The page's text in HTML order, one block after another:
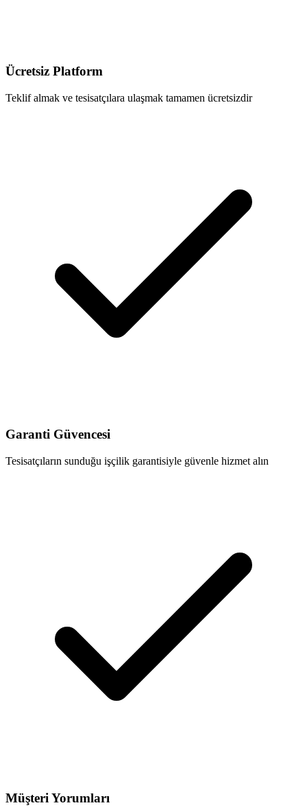
Ücretsiz Platform
Teklif almak ve tesisatçılara ulaşmak tamamen ücretsizdir
Garanti Güvencesi
Tesisatçıların sunduğu işçilik garantisiyle güvenle hizmet alın
Müşteri Yorumları